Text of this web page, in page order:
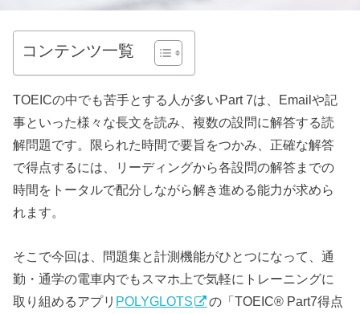
コンテンツ一覧
TOEICの中でも苦手とする人が多いPart 7は、Emailや記
事といった様々な長文を読み、複数の設問に解答する読
解問題です。限られた時間で要旨をつかみ、正確な解答
で得点するには、リーディングから各設問の解答までの
時間をトータルで配分しながら解き進める能力が求めら
れます。
そこで今回は、問題集と計測機能がひとつになって、通
勤・通学の電車内でもスマホ上で気軽にトレーニングに
取り組めるアプリ POLYGLOTS
の「TOEIC® Part7得点